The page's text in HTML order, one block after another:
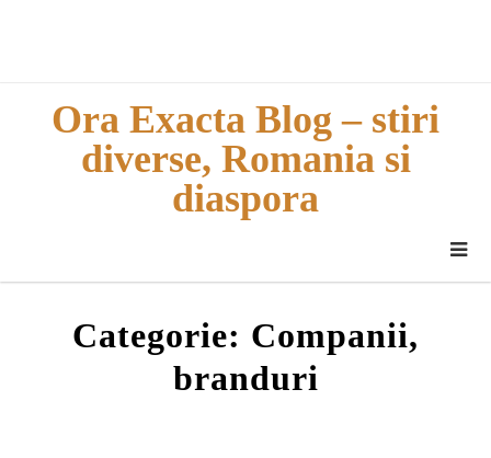
Ora Exacta Blog – stiri
diverse, Romania si
diaspora
Categorie: Companii,
branduri